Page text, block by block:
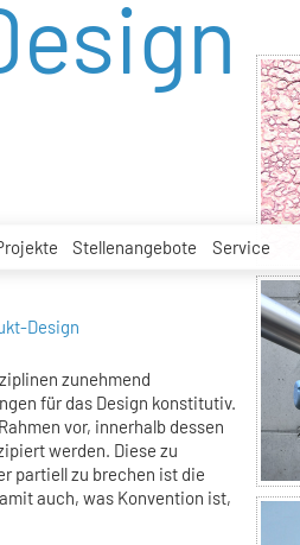
Stellenangebote Service
Design
zunehmend
für das Design konstitutiv.
vor, innerhalb dessen
werden. Diese zu
partiell zu brechen ist die
auch, was Konvention ist,